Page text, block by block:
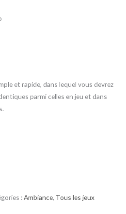
et rapide, dans lequel vous devrez
parmi celles en jeu et dans
:Ambiance, Tous les jeux